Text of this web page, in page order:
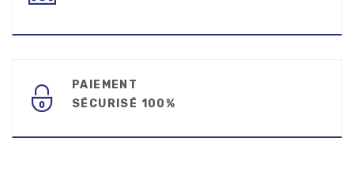
PAIEMENT
SÉCURISÉ 100%